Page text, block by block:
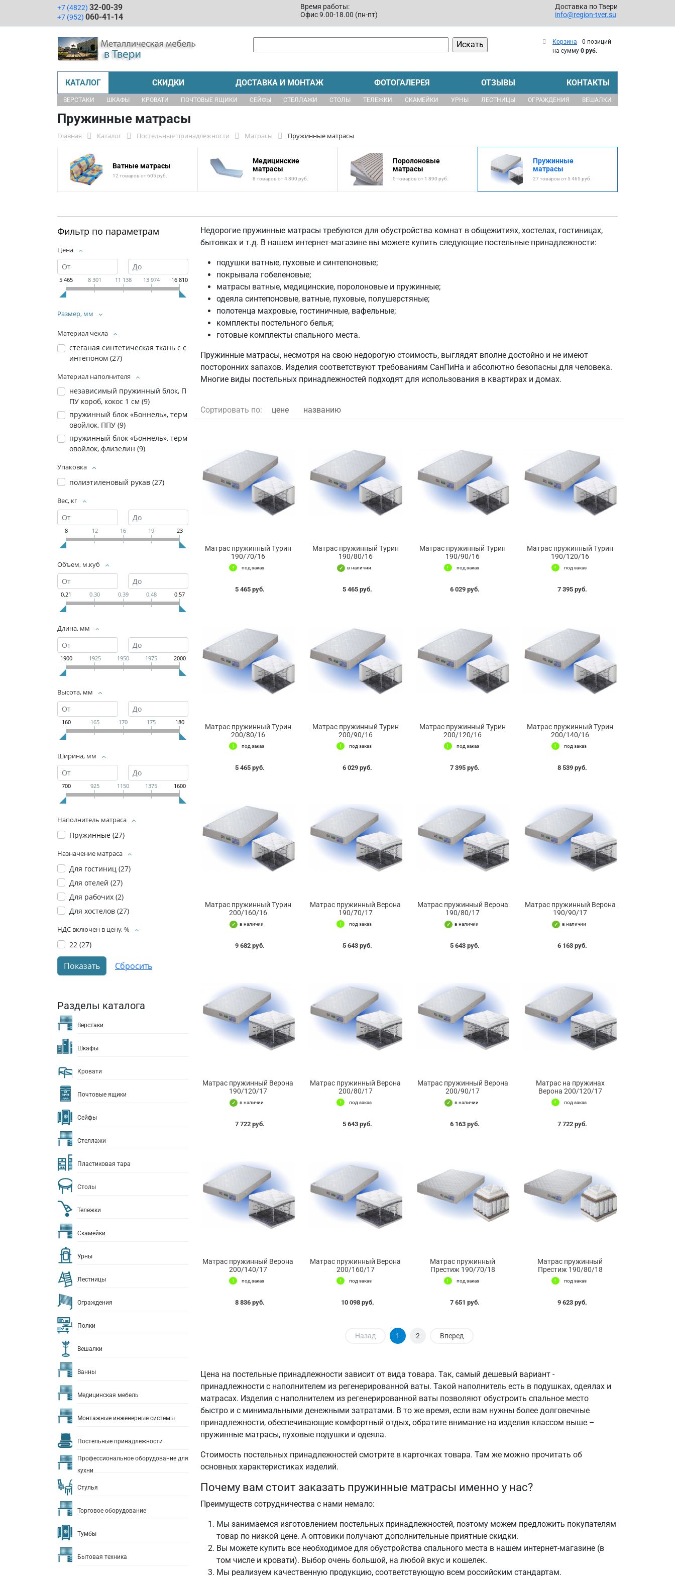
+7 (4822) 32-00-39
+7 (952) 060-41-14
Время работы:
Офис 9.00-18.00 (пн-пт)
Доставка по Твери
info@region-tver.su
Корзина
0 позиций
на сумму 0 руб.
КАТАЛОГ СКИДКИ ДОСТАВКА И МОНТАЖ ФОТОГАЛЕРЕЯ ОТЗЫВЫ КОНТАКТЫ
ВЕРСТАКИ ШКАФЫ КРОВАТИ ПОЧТОВЫЕ ЯЩИКИ СЕЙФЫ СТЕЛЛАЖИ СТОЛЫ ТЕЛЕЖКИ СКАМЕЙКИ УРНЫ ЛЕСТНИЦЫ ОГРАЖДЕНИЯ ВЕШАЛКИ
Пружинные матрасы
Главная Каталог Постельные принадлежности Матрасы Пружинные матрасы
Ватные матрасы
12 товаров от 605 руб.
Медицинские
матрасы
8 товаров от 4 800 руб.
Поролоновые
матрасы
5 товаров от 1 890 руб.
Пружинные
матрасы
27 товаров от 5 465 руб.
Фильтр по параметрам
Цена
5 465 8 301 11 138 13 974 16 810
Размер, мм
Материал чехла
стеганая синтетическая ткань с с
интепоном (27)
Материал наполнителя
независимый пружинный блок, П
ПУ короб, кокос 1 см (9)
пружинный блок «Боннель», терм
овойлок, ППУ (9)
пружинный блок «Боннель», терм
овойлок, флизелин (9)
Упаковка
полиэтиленовый рукав (27)
Вес, кг
8 12 16 19 23
Объем, м.куб
0.21 0.30 0.39 0.48 0.57
Длина, мм
1900 1925 1950 1975 2000
Высота, мм
160 165 170 175 180
Ширина, мм
700 925 1150 1375 1600
Наполнитель матраса
Пружинные (27)
Назначение матраса
Для гостиниц (27)
Для отелей (27)
Для рабочих (2)
Для хостелов (27)
НДС включен в цену, %
22 (27)
Разделы каталога
Верстаки
Шкафы
Кровати
Почтовые ящики
Сейфы
Стеллажи
Пластиковая тара
Столы
Тележки
Скамейки
Урны
Лестницы
Ограждения
Полки
Вешалки
Ванны
Медицинская мебель
Монтажные инженерные системы
Постельные принадлежности
Профессиональное оборудование для
кухни
Стулья
Торговое оборудование
Тумбы
Бытовая техника
Недорогие пружинные матрасы требуются для обустройства комнат в общежитиях, хостелах, гостиницах,
бытовках и т.д. В нашем интернет-магазине вы можете купить следующие постельные принадлежности:
подушки ватные, пуховые и синтепоновые;
покрывала гобеленовые;
матрасы ватные, медицинские, поролоновые и пружинные;
одеяла синтепоновые, ватные, пуховые, полушерстяные;
полотенца махровые, гостиничные, вафельные;
комплекты постельного белья;
готовые комплекты спального места.
Пружинные матрасы, несмотря на свою недорогую стоимость, выглядят вполне достойно и не имеют
посторонних запахов. Изделия соответствуют требованиям СанПиНа и абсолютно безопасны для человека.
Многие виды постельных принадлежностей подходят для использования в квартирах и домах.
Сортировать по: цене названию
Матрас пружинный Турин
190/70/16
под заказ
5 465 руб.
Матрас пружинный Турин
190/80/16
в наличии
5 465 руб.
Матрас пружинный Турин
190/90/16
под заказ
6 029 руб.
Матрас пружинный Турин
190/120/16
под заказ
7 395 руб.
Матрас пружинный Турин
200/80/16
под заказ
5 465 руб.
Матрас пружинный Турин
200/90/16
под заказ
6 029 руб.
Матрас пружинный Турин
200/120/16
под заказ
7 395 руб.
Матрас пружинный Турин
200/140/16
под заказ
8 539 руб.
Матрас пружинный Турин
200/160/16
в наличии
9 682 руб.
Матрас пружинный Верона
190/70/17
под заказ
5 643 руб.
Матрас пружинный Верона
190/80/17
в наличии
5 643 руб.
Матрас пружинный Верона
190/90/17
в наличии
6 163 руб.
Матрас пружинный Верона
190/120/17
в наличии
7 722 руб.
Матрас пружинный Верона
200/80/17
под заказ
5 643 руб.
Матрас пружинный Верона
200/90/17
в наличии
6 163 руб.
Матрас на пружинах
Верона 200/120/17
под заказ
7 722 руб.
Матрас пружинный Верона
200/140/17
под заказ
8 836 руб.
Матрас пружинный Верона
200/160/17
под заказ
10 098 руб.
Матрас пружинный
Престиж 190/70/18
под заказ
7 651 руб.
Матрас пружинный
Престиж 190/80/18
под заказ
9 623 руб.
Назад 1 2 Вперед
Цена на постельные принадлежности зависит от вида товара. Так, самый дешевый вариант -
принадлежности с наполнителем из регенерированной ваты. Такой наполнитель есть в подушках, одеялах и
матрасах. Изделия с наполнителем из регенерированной ваты позволяют обустроить спальное место
быстро и с минимальными денежными затратами. В то же время, если вам нужны более долговечные
принадлежности, обеспечивающие комфортный отдых, обратите внимание на изделия классом выше –
пружинные матрасы, пуховые подушки и одеяла.
Стоимость постельных принадлежностей смотрите в карточках товара. Там же можно прочитать об
основных характеристиках изделий.
Почему вам стоит заказать пружинные матрасы именно у нас?
Преимуществ сотрудничества с нами немало:
Мы занимаемся изготовлением постельных принадлежностей, поэтому можем предложить покупателям
товар по низкой цене. А оптовики получают дополнительные приятные скидки.
Вы можете купить все необходимое для обустройства спального места в нашем интернет-магазине (в
том числе и кровати). Выбор очень большой, на любой вкус и кошелек.
Мы реализуем качественную продукцию, соответствующую всем российским стандартам.